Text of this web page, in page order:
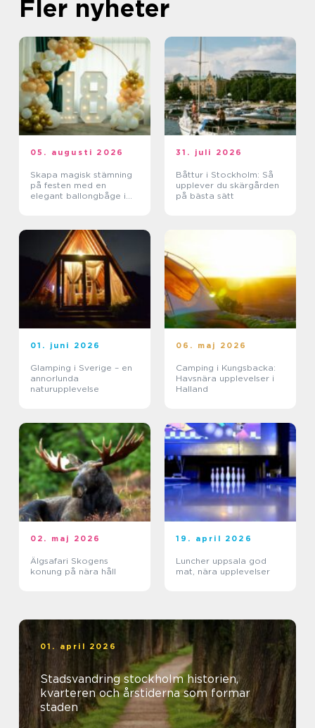
Fler nyheter
05. augusti 2026
Skapa magisk stämning
på festen med en
elegant ballongbåge i
31. juli 2026
Båttur i Stockholm: Så
upplever du skärgården
på bästa sätt
01. juni 2026
Glamping i Sverige – en
annorlunda
naturupplevelse
06. maj 2026
Camping i Kungsbacka:
Havsnära upplevelser i
Halland
02. maj 2026
Älgsafari Skogens
konung på nära håll
19. april 2026
Luncher uppsala god
mat, nära upplevelser
01. april 2026
Stadsvandring stockholm historien,
kvarteren och årstiderna som formar
staden